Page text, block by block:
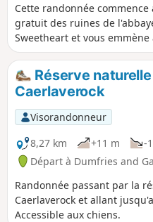
Cette randonnée
gratuit des ruines de
Sweetheart et vous emmène
monument de Waterloo. Si
pas claustrophobe ou n'avez
vertige, vous serez
vue magnifique depuis le
tour ! La montée pour
monument est assez raide.
escaliers qui mènent à la
vraiment étroits et raides. Il
BARRIÈRE DE SÉCURITÉ au
donc c'est pas recommandé
des enfants ou si t'as le
Réserve
Caerlaverock
Visorandonneur
8,27 km
+11 m -
Départ à Dumfries and
Randonnée passant par la
Caerlaverock et allant
Accessible aux chiens.